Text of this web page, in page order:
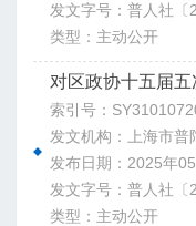
发文字号：普人社〔
类型：主动公开
对区政协十五届
索引号：
发文机构：上海市普
发布日期：2025年
发文字号：普人社〔
类型：主动公开